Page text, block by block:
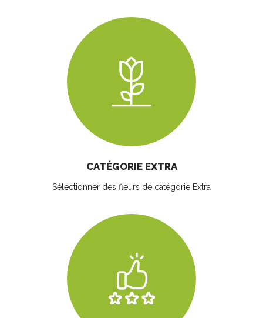
CATÉGORIE EXTRA
Sélectionner des fleurs de catégorie Extra